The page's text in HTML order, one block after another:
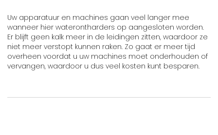
Uw apparatuur en machines gaan veel langer mee
wanneer hier waterontharders op aangesloten worden.
Er blijft geen kalk meer in de leidingen zitten, waardoor ze
niet meer verstopt kunnen raken. Zo gaat er meer tijd
overheen voordat u uw machines moet onderhouden of
vervangen, waardoor u dus veel kosten kunt besparen.